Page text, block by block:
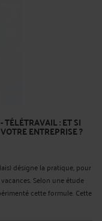
TÉLÉTRAVAIL : ET SI
ENTREPRISE ?
désigne la pratique, pour
Selon une étude
cette formule. Cette